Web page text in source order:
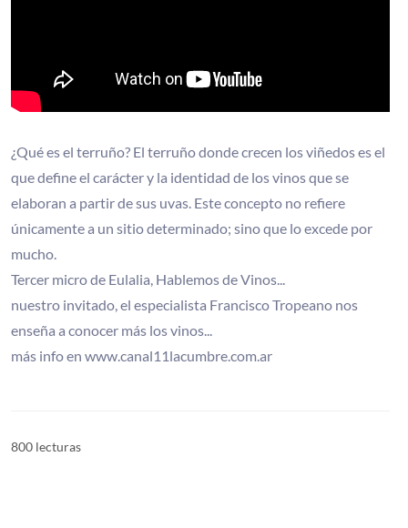
¿Qué es el terruño? El terruño donde crecen los viñedos es el
que define el carácter y la identidad de los vinos que se
elaboran a partir de sus uvas. Este concepto no refiere
únicamente a un sitio determinado; sino que lo excede por
mucho.
Tercer micro de Eulalia, Hablemos de Vinos...
nuestro invitado, el especialista Francisco Tropeano nos
enseña a conocer más los vinos...
más info en www.canal11lacumbre.com.ar
800 lecturas